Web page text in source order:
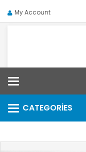
My Account
CATEGORIES
Categories